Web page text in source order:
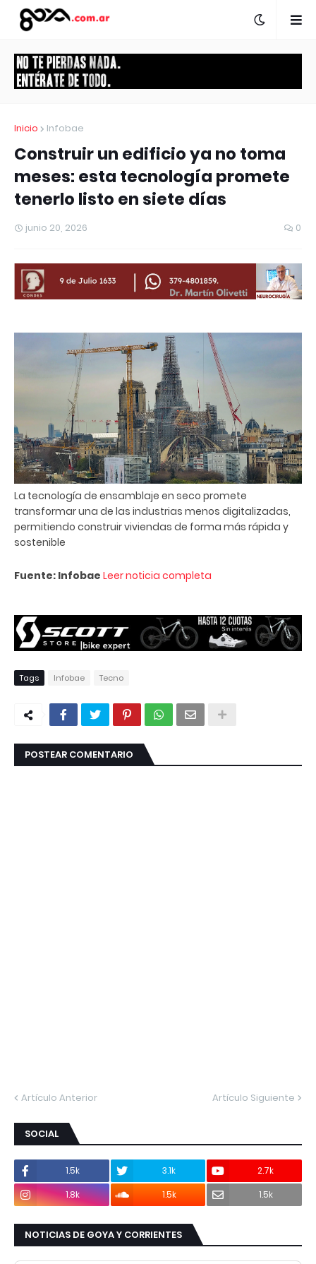
Inicio Infobae
Construir un edificio ya no toma
meses: esta tecnología promete
tenerlo listo en siete días
junio 20, 2026 0
La tecnología de ensamblaje en seco promete
transformar una de las industrias menos digitalizadas,
permitiendo construir viviendas de forma más rápida y
sostenible
Fuente: Infobae Leer noticia completa
Tags Infobae Tecno
POSTEAR COMENTARIO
Artículo Anterior Artículo Siguiente
SOCIAL
1.5k 3.1k
2.7k
1.8k
1.5k 1.5k
NOTICIAS DE GOYA Y CORRIENTES